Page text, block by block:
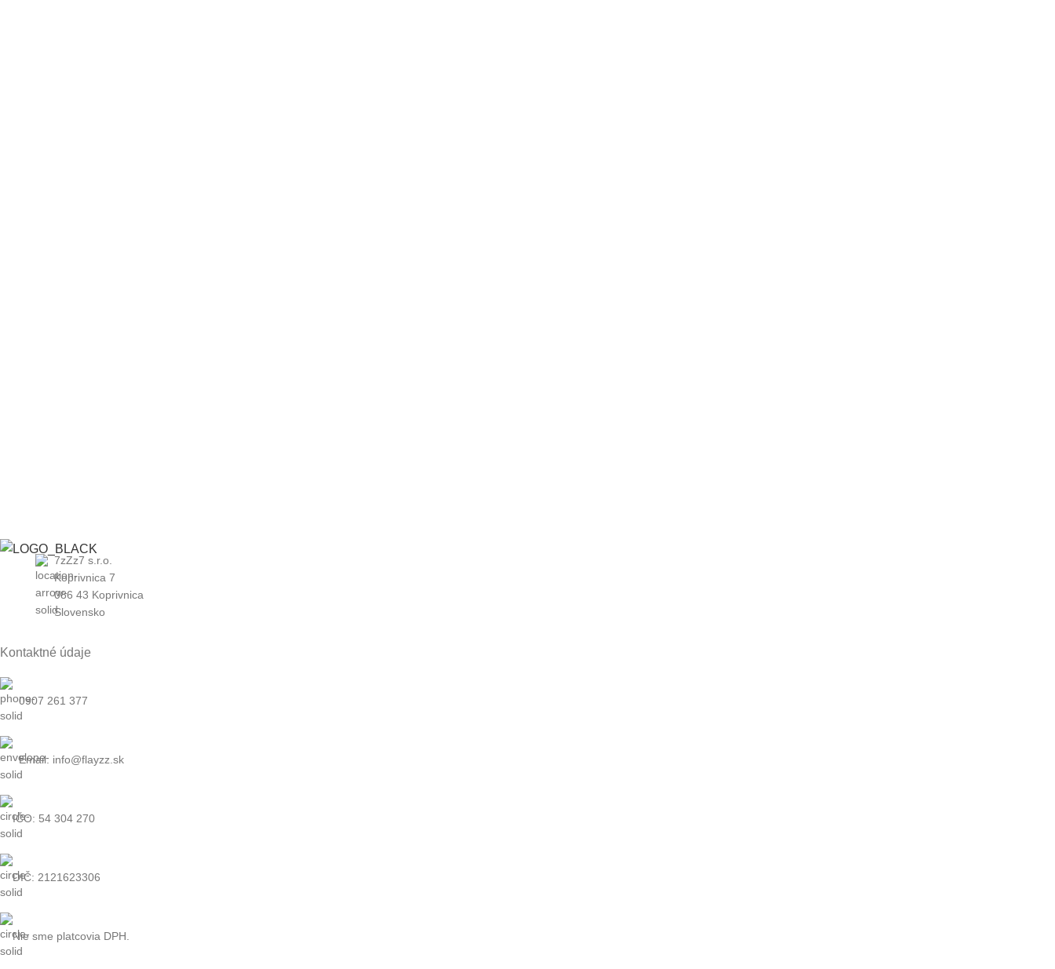
7zZz7 s.r.o.
Koprivnica 7
086 43 Koprivnica
Slovensko
Kontaktné údaje
0907 261 377
Email: info@flayzz.sk
IČO: 54 304 270
DIČ: 2121623306
Nie sme platcovia DPH.